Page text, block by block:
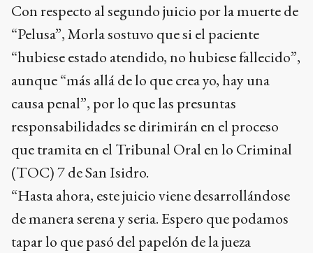
Con respecto al segundo juicio por la muerte de
“Pelusa”, Morla sostuvo que si el paciente
“hubiese estado atendido, no hubiese fallecido”,
aunque “más allá de lo que crea yo, hay una
causa penal”, por lo que las presuntas
responsabilidades se dirimirán en el proceso
que tramita en el Tribunal Oral en lo Criminal
(TOC) 7 de San Isidro.
“Hasta ahora, este juicio viene desarrollándose
de manera serena y seria. Espero que podamos
tapar lo que pasó del papelón de la jueza